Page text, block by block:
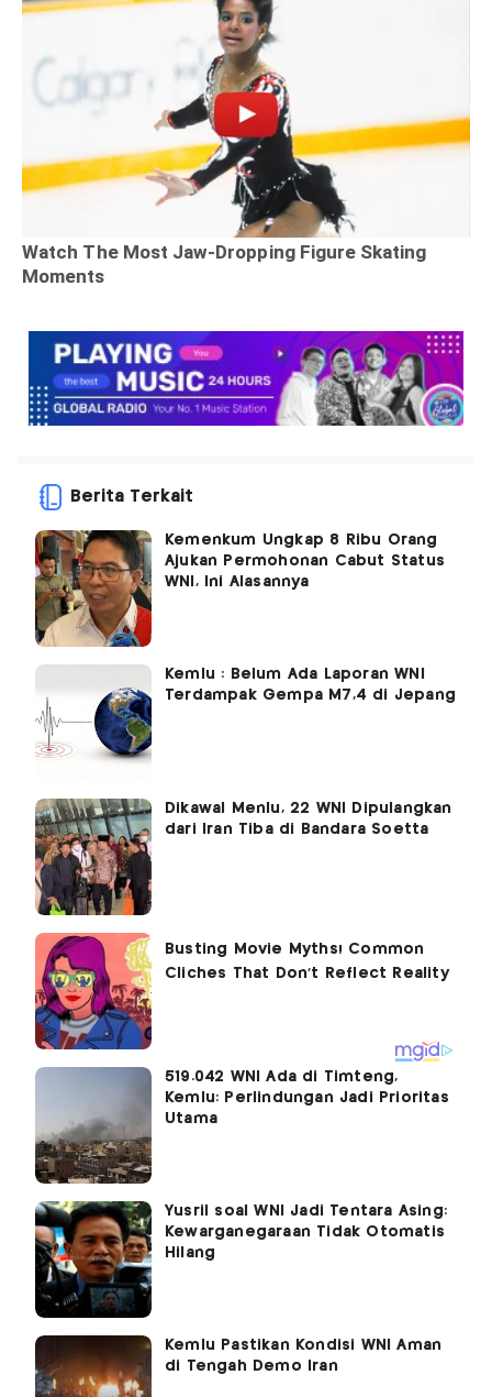
Berita Terkait
Kemenkum Ungkap 8 Ribu Orang
Ajukan Permohonan Cabut Status
WNI, Ini Alasannya
Kemlu : Belum Ada Laporan WNI
Terdampak Gempa M7,4 di Jepang
Dikawal Menlu, 22 WNI Dipulangkan
dari Iran Tiba di Bandara Soetta
519.042 WNI Ada di Timteng,
Kemlu: Perlindungan Jadi Prioritas
Utama
Yusril soal WNI Jadi Tentara Asing:
Kewarganegaraan Tidak Otomatis
Hilang
Kemlu Pastikan Kondisi WNI Aman
di Tengah Demo Iran